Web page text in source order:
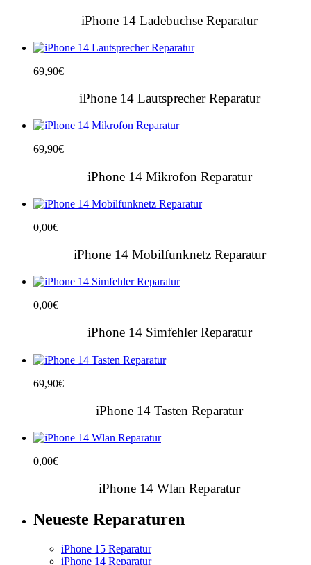
iPhone 14 Ladebuchse Reparatur
69,90€
iPhone 14 Lautsprecher Reparatur
69,90€
iPhone 14 Mikrofon Reparatur
0,00€
iPhone 14 Mobilfunknetz Reparatur
0,00€
iPhone 14 Simfehler Reparatur
69,90€
iPhone 14 Tasten Reparatur
0,00€
iPhone 14 Wlan Reparatur
Neueste Reparaturen
iPhone 15 Reparatur
iPhone 14 Reparatur